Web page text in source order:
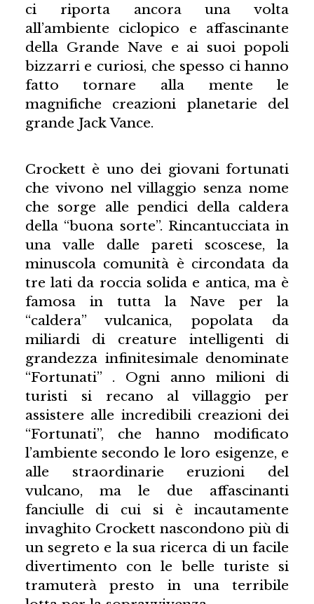
ci riporta ancora una volta
all’ambiente ciclopico e affascinante
della Grande Nave e ai suoi popoli
bizzarri e curiosi, che spesso ci hanno
fatto tornare alla mente le
magnifiche creazioni planetarie del
grande Jack Vance.
Crockett è uno dei giovani fortunati
che vivono nel villaggio senza nome
che sorge alle pendici della caldera
della “buona sorte”. Rincantucciata in
una valle dalle pareti scoscese, la
minuscola comunità è circondata da
tre lati da roccia solida e antica, ma è
famosa in tutta la Nave per la
“caldera” vulcanica, popolata da
miliardi di creature intelligenti di
grandezza infinitesimale denominate
“Fortunati” . Ogni anno milioni di
turisti si recano al villaggio per
assistere alle incredibili creazioni dei
“Fortunati”, che hanno modificato
l’ambiente secondo le loro esigenze, e
alle straordinarie eruzioni del
vulcano, ma le due affascinanti
fanciulle di cui si è incautamente
invaghito Crockett nascondono più di
un segreto e la sua ricerca di un facile
divertimento con le belle turiste si
tramuterà presto in una terribile